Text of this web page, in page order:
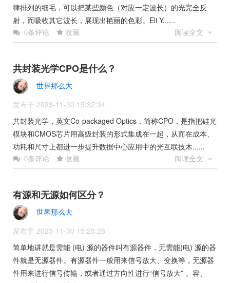
律排列的细毛，可以把某些颜色（对应一定波长）的光完全反
射，而吸收其它波长，展现出艳丽的色彩。Eli Y......
0条评论 收藏 阅读全文
共封装光学CPO是什么？
世界那么大
发布于 2023-11-30 15:32:34
共封装光学，英文Co-packaged Optics，简称CPO，是指把硅光
模块和CMOS芯片用高级封装的形式集成在一起，从而在成本、
功耗和尺寸上都进一步提升数据中心应用中的光互联技木......
0条评论 收藏 阅读全文
有源和无源如何区分？
世界那么大
发布于 2023-11-30 15:28:28
简单地讲就是需能 (电) 源的器件叫有源器件，无需能(电) 源的器
件就是无源器件。有源器件一般用来信号放大、变换等，无源器
件用来进行信号传输，或者通过方向性进行“信号放大” 。容、